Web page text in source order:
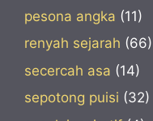
pesona angka (11)
renyah sejarah (66)
secercah asa (14)
sepotong puisi (32)